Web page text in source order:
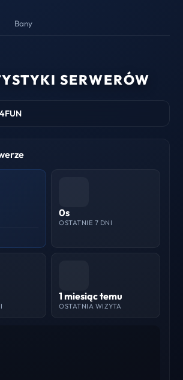
Bany
SERWERÓW
4FUN
0s
OSTATNIE 7 DNI
1 miesiąc temu
OSTATNIA WIZYTA